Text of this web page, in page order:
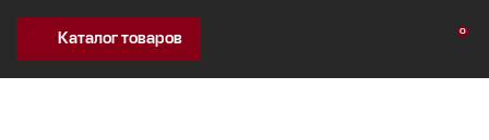
Каталог товаров
0